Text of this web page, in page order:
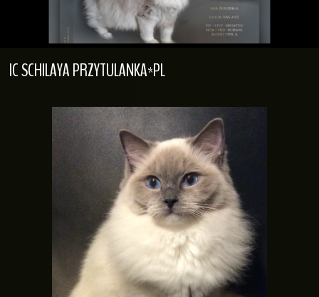
IC SCHILAYA PRZYTULANKA*PL